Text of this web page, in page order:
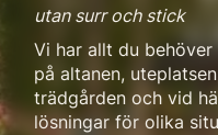
utan surr och stick
Vi har allt du
på altanen,
trädgården och vid
lösningar för olika